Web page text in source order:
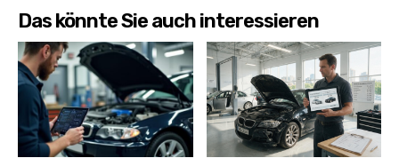
Das könnte Sie auch interessieren